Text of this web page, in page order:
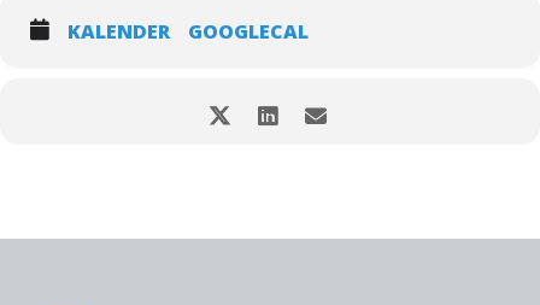
KALENDER GOOGLECAL